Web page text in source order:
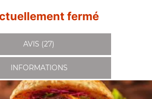
fermé
AVIS (27)
INFORMATIONS